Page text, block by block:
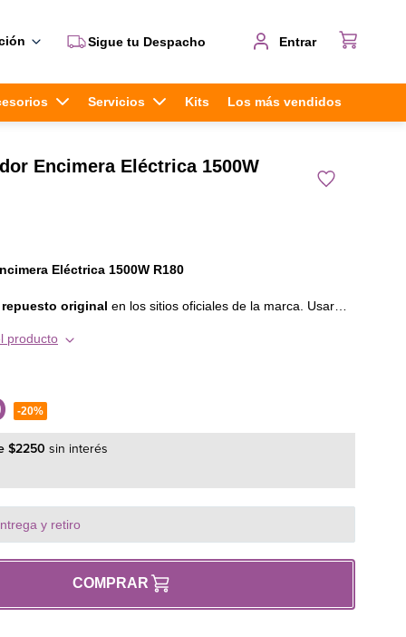
Sigue tu Despacho Entrar
Servicios Kits Los más vendidos
Encimera Eléctrica 1500W
Eléctrica 1500W R180
repuesto original en los sitios oficiales de la marca. Usar
del mismo
producto
-20%
$2250 sin interés
y retiro
COMPRAR